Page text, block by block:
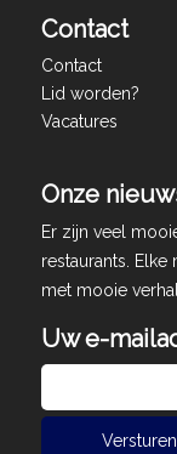
Contact
Contact
Lid worden?
Vacatures
Onze
Er zijn veel
restaurants.
met mooie
Uw e-